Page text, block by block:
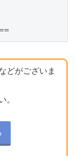
どがございま
。